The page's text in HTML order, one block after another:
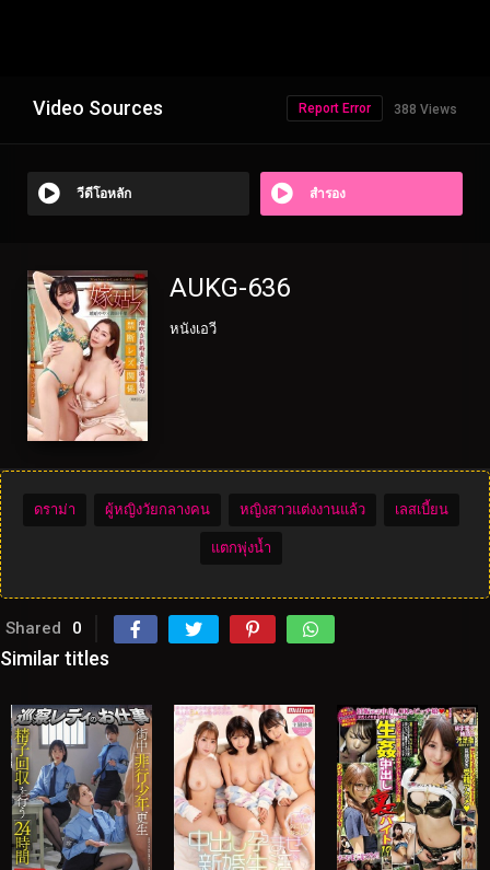
Video Sources 388 Views
Report Error
วีดีโอหลัก สำรอง
AUKG-636
หนังเอวี
ดราม่า ผู้หญิงวัยกลางคน หญิงสาวแต่งงานแล้ว เลสเบี้ยน
แตกพุ่งน้ำ
Shared 0
Similar titles